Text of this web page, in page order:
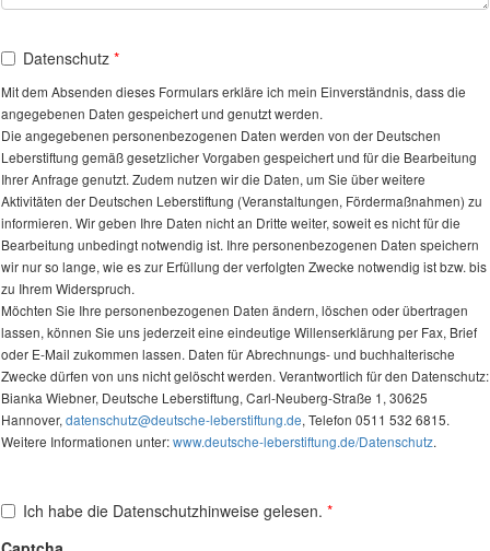
Datenschutz
Mit dem Absenden dieses Formulars erkläre ich mein Einverständnis, dass die
angegebenen Daten gespeichert und genutzt werden.
Die angegebenen personenbezogenen Daten werden von der Deutschen
Leberstiftung gemäß gesetzlicher Vorgaben gespeichert und für die Bearbeitung
Ihrer Anfrage genutzt. Zudem nutzen wir die Daten, um Sie über weitere
Aktivitäten der Deutschen Leberstiftung (Veranstaltungen, Fördermaßnahmen) zu
informieren. Wir geben Ihre Daten nicht an Dritte weiter, soweit es nicht für die
Bearbeitung unbedingt notwendig ist. Ihre personenbezogenen Daten speichern
wir nur so lange, wie es zur Erfüllung der verfolgten Zwecke notwendig ist bzw. bis
zu Ihrem Widerspruch.
Möchten Sie Ihre personenbezogenen Daten ändern, löschen oder übertragen
lassen, können Sie uns jederzeit eine eindeutige Willenserklärung per Fax, Brief
oder E-Mail zukommen lassen. Daten für Abrechnungs- und buchhalterische
Zwecke dürfen von uns nicht gelöscht werden. Verantwortlich für den Datenschutz:
Bianka Wiebner, Deutsche Leberstiftung, Carl-Neuberg-Straße 1, 30625
Hannover, datenschutz@deutsche-leberstiftung.de, Telefon 0511 532 6815.
Weitere Informationen unter:www.deutsche-leberstiftung.de/Datenschutz.
Ich habe die Datenschutzhinweise gelesen.